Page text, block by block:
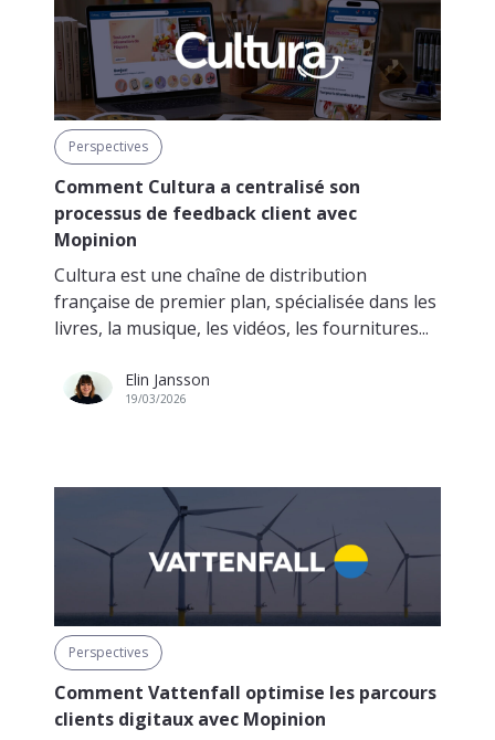
Perspectives
Comment Cultura a centralisé son
processus de feedback client avec
Mopinion
Cultura est une chaîne de distribution
française de premier plan, spécialisée dans les
livres, la musique, les vidéos, les fournitures...
Elin Jansson
19/03/2026
Perspectives
Comment Vattenfall optimise les parcours
clients digitaux avec Mopinion